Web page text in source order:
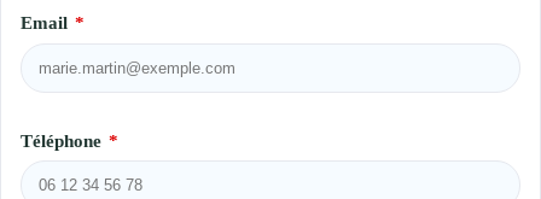
Email *
Téléphone *